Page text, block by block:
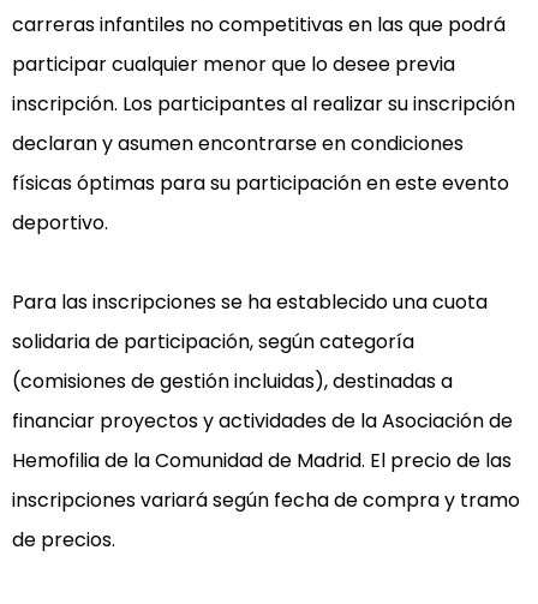
carreras infantiles no competitivas en las que podrá
participar cualquier menor que lo desee previa
inscripción. Los participantes al realizar su inscripción
declaran y asumen encontrarse en condiciones
físicas óptimas para su participación en este evento
deportivo.
Para las inscripciones se ha establecido una cuota
solidaria de participación, según categoría
(comisiones de gestión incluidas), destinadas a
financiar proyectos y actividades de la Asociación de
Hemofilia de la Comunidad de Madrid. El precio de las
inscripciones variará según fecha de compra y tramo
de precios.